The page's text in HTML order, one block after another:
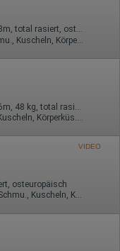
28 Jahre, 80C, KF 38/40, 1.63m, total rasiert, osteuropäisch
ZK, 69, Franz b. Ihr, Schmu., Kuscheln, Körperküs., DSa, DSp
VIDEO
osteuropäisch
ZK, 69, GF6, Franz b. Ihr, BV, Schmu., Kuscheln, Körperküs.